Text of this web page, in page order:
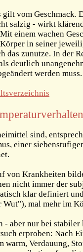
gilt vom Geschmack.
salzig - wirkt
einem wachen
in seiner
das zunutze. In der
deutlich
werden muss.
sind,
einer
von Krankheiten
nicht immer der
klar definiert
Wut"), mal mehr im
- aber nur bei
erproben: Nach
warm, Verdauung,